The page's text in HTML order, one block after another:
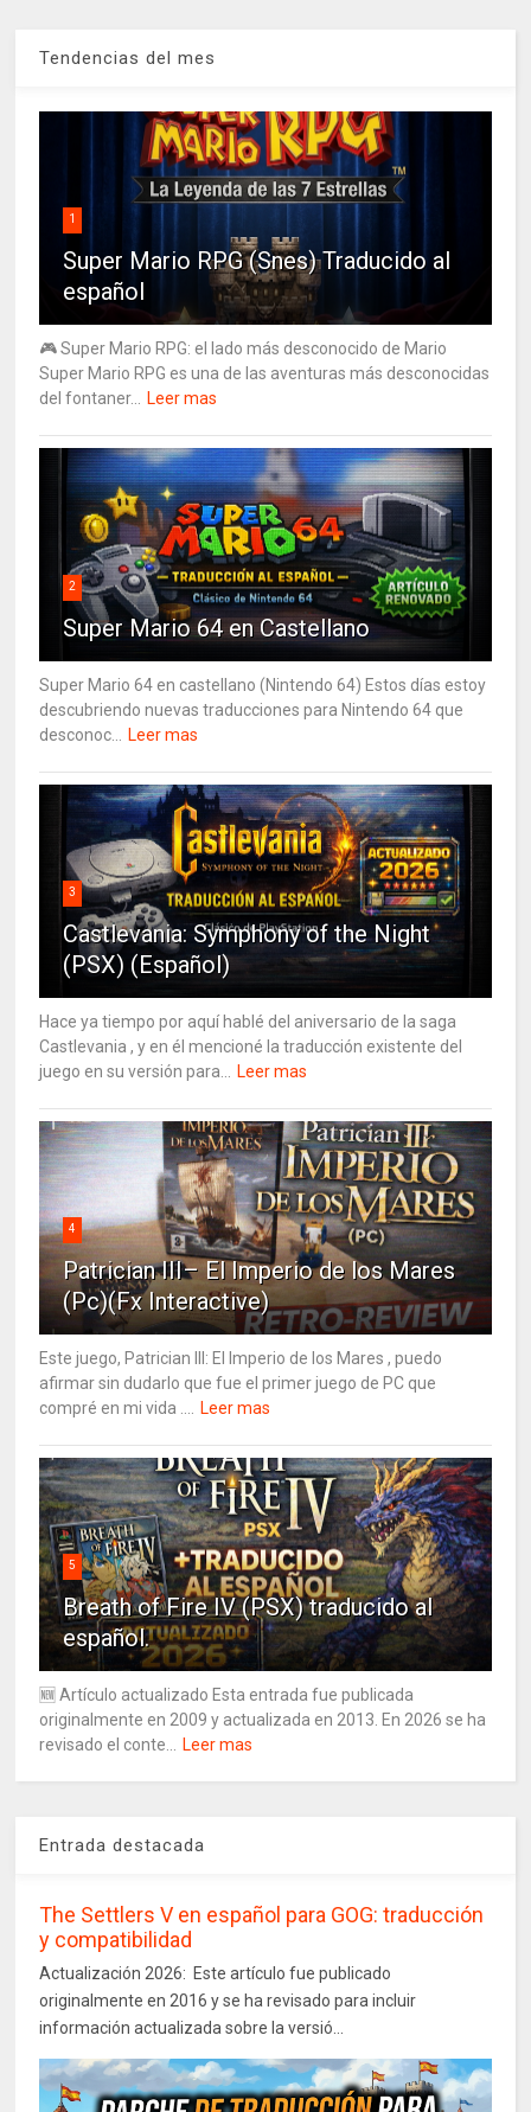
Tendencias del mes
1
Super Mario RPG (Snes) Traducido al
español
🎮 Super Mario RPG: el lado más desconocido de Mario
Super Mario RPG es una de las aventuras más desconocidas
del fontaner... Leer mas
2
Super Mario 64 en Castellano
Super Mario 64 en castellano (Nintendo 64) Estos días estoy
descubriendo nuevas traducciones para Nintendo 64 que
desconoc... Leer mas
3
Castlevania: Symphony of the Night
(PSX) (Español)
Hace ya tiempo por aquí hablé del aniversario de la saga
Castlevania , y en él mencioné la traducción existente del
juego en su versión para... Leer mas
4
Patrician III– El Imperio de los Mares
(Pc)(Fx Interactive)
Este juego, Patrician III: El Imperio de los Mares , puedo
afirmar sin dudarlo que fue el primer juego de PC que
compré en mi vida .... Leer mas
5
Breath of Fire IV (PSX) traducido al
español.
🆕 Artículo actualizado Esta entrada fue publicada
originalmente en 2009 y actualizada en 2013. En 2026 se ha
revisado el conte... Leer mas
Entrada destacada
The Settlers V en español para GOG: traducción
y compatibilidad
Actualización 2026: Este artículo fue publicado
originalmente en 2016 y se ha revisado para incluir
información actualizada sobre la versió...